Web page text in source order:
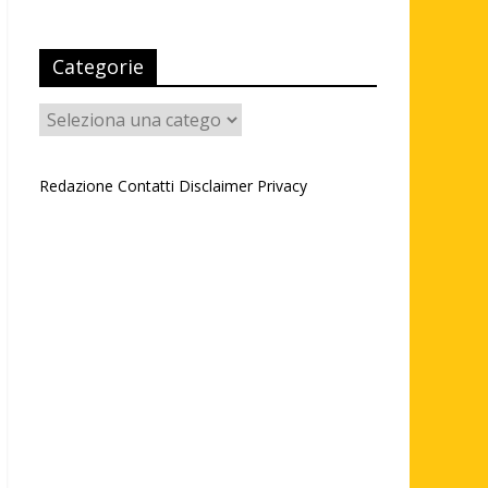
Categorie
Categorie
Redazione Contatti Disclaimer Privacy